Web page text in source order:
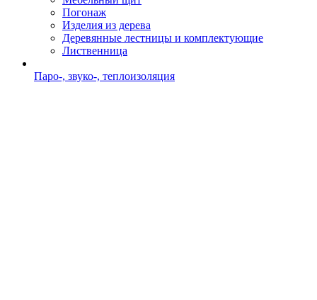
Погонаж
Изделия из дерева
Деревянные лестницы и комплектующие
Лиственница
Паро-, звуко-, теплоизоляция